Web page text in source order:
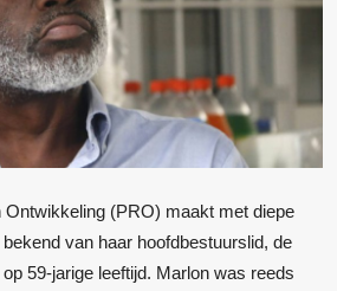
Ontwikkeling (PRO) maakt met diepe
van haar hoofdbestuurslid, de
59-jarige leeftijd. Marlon was reeds